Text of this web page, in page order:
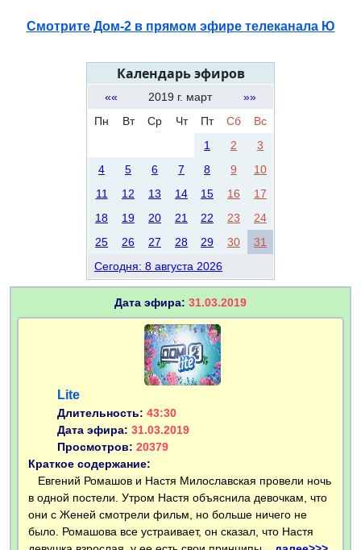
Смотрите Дом-2 в прямом эфире телеканала Ю
Календарь эфиров
«« 2019 г. март
»»
Пн
Вт Ср Чт Пт Сб
Вс
1
2
3
4
5 6 7 8 9
10
11
12 13 14 15 16
17
18
19 20 21 22 23
24
25
26 27 28 29 30
31
Сегодня: 8 августа 2026
Дата эфира: 31.03.2019
Lite
Длительность: 43:30
Дата эфира: 31.03.2019
Просмотров: 20379
Краткое содержание:
Евгений Ромашов и Настя Милославская провели ночь
в одной постели. Утром Настя объяснила девочкам, что
они с Женей смотрели фильм, но больше ничего не
было. Ромашова все устраивает, он сказал, что Настя